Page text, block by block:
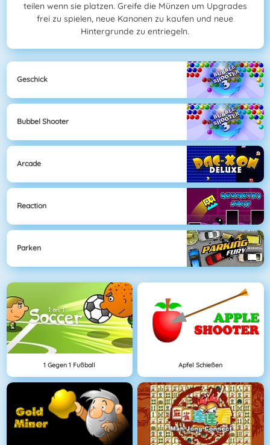
teilen wenn sie platzen. Greife die Münzen um Upgrades
frei zu spielen, neue Kanonen zu kaufen und neue
Hintergrunde zu entriegeln.
Geschick
Bubbel Shooter
Arcade
Reaction
Parken
1 Gegen 1 Fußball Apfel Schießen